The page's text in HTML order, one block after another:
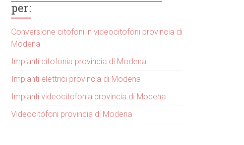
per:
Conversione citofoni in videocitofoni provincia di
Modena
Impianti citofonia provincia di Modena
Impianti elettrici provincia di Modena
Impianti videocitofonia provincia di Modena
Videocitofoni provincia di Modena